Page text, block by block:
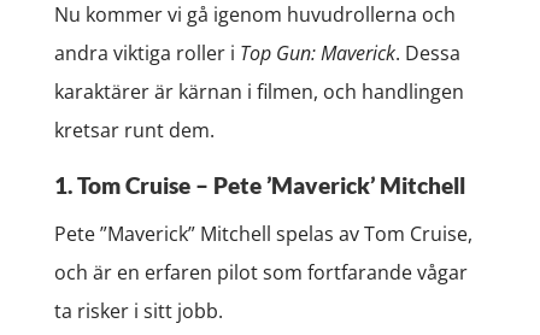
Nu kommer vi gå igenom huvudrollerna och
andra viktiga roller i Top Gun: Maverick. Dessa
karaktärer är kärnan i filmen, och handlingen
kretsar runt dem.
1. Tom Cruise – Pete ’Maverick’ Mitchell
Pete ”Maverick” Mitchell spelas av Tom Cruise,
och är en erfaren pilot som fortfarande vågar
ta risker i sitt jobb.